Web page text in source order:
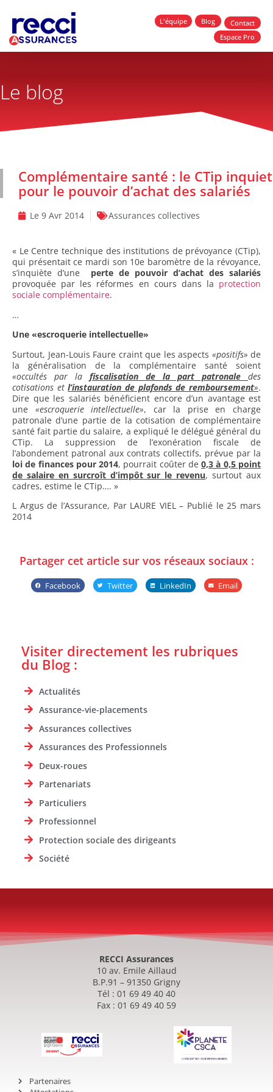
L'équipe Blog
Contact
Espace Pro
Le blog
Complémentaire santé : le CTip inquiet
pour le pouvoir d’achat des salariés
Le 9 Avr 2014 Assurances collectives
« Le Centre technique des institutions de prévoyance (CTip),
qui présentait ce mardi son 10e baromètre de la révoyance,
s’inquiète d’une perte de pouvoir d’achat des salariés
provoquée par les réformes en cours dans la protection
sociale complémentaire.
…
Une «escroquerie intellectuelle»
Surtout, Jean-Louis Faure craint que les aspects «positifs» de
la généralisation de la complémentaire santé soient
«occultés par la fiscalisation de la part patronale
des
cotisations etl’instauration de plafonds de remboursement».
Dire que les salariés bénéficient encore d’un avantage est
une «escroquerie intellectuelle», car la prise en charge
patronale d’une partie de la cotisation de complémentaire
santé fait partie du salaire, a expliqué le délégué général du
CTip. La suppression de l’exonération fiscale de
l’abondement patronal aux contrats collectifs, prévue par la
loi de finances pour 2014, pourrait coûter de 0,3 à 0,5 point
de salaire en surcroît d’impôt sur le revenu, surtout aux
cadres, estime le CTip…. »
L Argus de l’Assurance, Par LAURE VIEL – Publié le 25 mars
2014
Partager cet article sur vos réseaux sociaux :
Facebook Twitter LinkedIn Email
Visiter directement les rubriques
du Blog :
Actualités
Assurance-vie-placements
Assurances collectives
Assurances des Professionnels
Deux-roues
Partenariats
Particuliers
Professionnel
Protection sociale des dirigeants
Société
RECCI Assurances
10 av. Emile Aillaud
B.P.91 – 91350 Grigny
Tél : 01 69 49 40 40
Fax : 01 69 49 40 59
Partenaires